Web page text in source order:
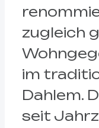
zugleich
im
Dahlem.
seit